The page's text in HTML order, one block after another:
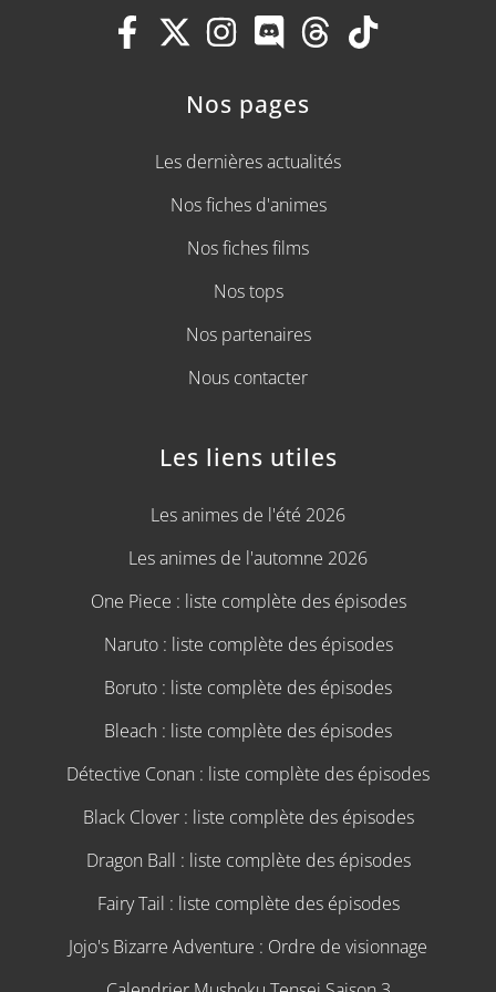
Nos pages
Les dernières actualités
Nos fiches d'animes
Nos fiches films
Nos tops
Nos partenaires
Nous contacter
Les liens utiles
Les animes de l'été 2026
Les animes de l'automne 2026
One Piece : liste complète des épisodes
Naruto : liste complète des épisodes
Boruto : liste complète des épisodes
Bleach : liste complète des épisodes
Détective Conan : liste complète des épisodes
Black Clover : liste complète des épisodes
Dragon Ball : liste complète des épisodes
Fairy Tail : liste complète des épisodes
Jojo's Bizarre Adventure : Ordre de visionnage